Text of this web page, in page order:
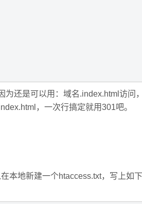
还是可以用：域名.index.html访问
，一次行搞定就用301吧。
本地新建一个htaccess.txt，写上如下